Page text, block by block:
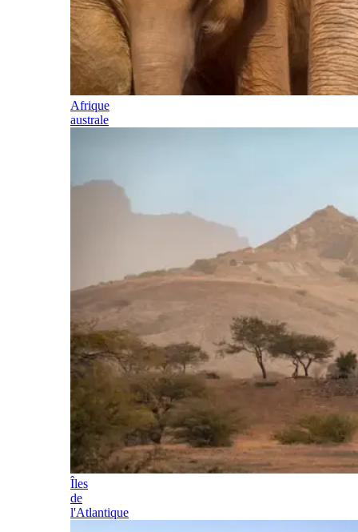
Afrique
australe
Îles
de
l'Atlantique